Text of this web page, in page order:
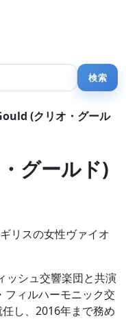
(クリオ・グール
グールド)
リスの女性ヴァイオ
ッシュ交響楽団と共演
フィルハーモニック交
し、2016年まで務め